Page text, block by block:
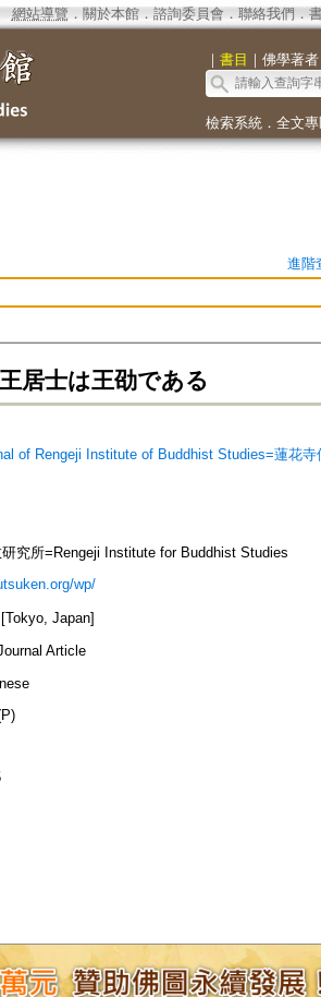
網站導覽 ． 關於本館． 諮詢委員會． 聯絡我們 ．
｜ 書目 ｜ 佛學著者
檢索系統． 全文專
進階
居士は王劭である
of Rengeji Institute of Buddhist Studies=蓮花寺
究所=Rengeji Institute for Buddhist Studies
wp/
Japan]
Article